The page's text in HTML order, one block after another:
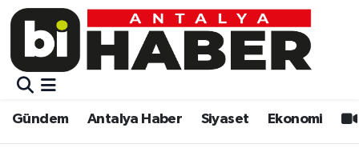
Gündem Antalya Haber Siyaset Ekonomi
Gündem
Siyaset
Gündem
Siyaset
Muratpaşa Nöbetçi Eczaneler
Muratpaşa Trafik Yoğunluk Haritası